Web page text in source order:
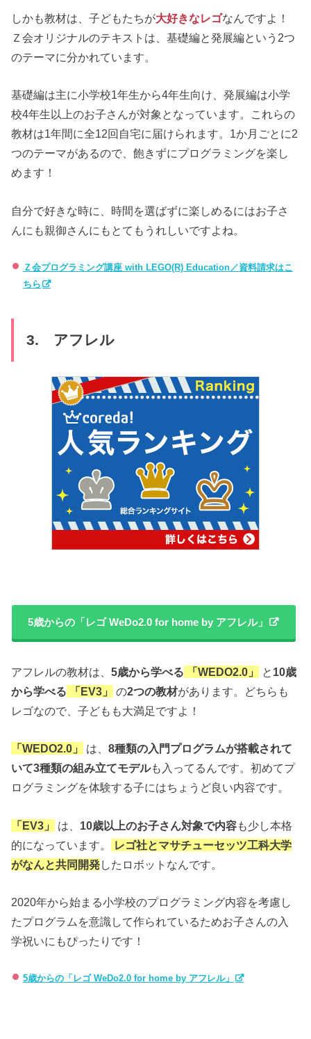
しかも教材は、子どもたちが大好きなレゴなんですよ！
Ｚ会オリジナルのテキストは、基礎編と発展編という2つ
のテーマに分かれています。
基礎編は主に小学校1年生から4年生向け、発展編は小学
校4年生以上のお子さんが対象となっています。これらの
教材は1年間に全12回自宅に届けられます。1か月ごとに2
つのテーマがあるので、飽きずにプログラミングを楽し
めます！
自分で好きな時に、時間を選ばずに楽しめるにはお子さ
んにも親御さんにもとてもうれしいですよね。
Ｚ会プログラミング講座 with LEGO(R) Education／資料請求はこ
ちら
3. アフレル
5歳からの「レゴ WeDo2.0 for home by アフレル」
アフレルの教材は、5歳から学べる 「WEDO2.0」 と 10歳
から学べる
「EV3」 の2つの教材があります。どちらも
レゴなので、子どもも大満足ですよ！
「WEDO2.0」 は、8種類の入門プログラムが搭載されて
いて3種類の組み立てモデルも入ってるんです。初めてプ
ログラミングを体験する子にはちょうど良い内容です。
「EV3」 は、 10歳以上のお子さん対象で内容も少し本格
的になっています。
レゴ社とマサチューセッツ工科大学
がなんと共同開発したロボットなんです。
2020年から始まる小学校のプログラミング内容を考慮し
たプログラムを意識して作られているためお子さんの入
学祝いにもぴったりです！
5歳からの「レゴ WeDo2.0 for home by アフレル」